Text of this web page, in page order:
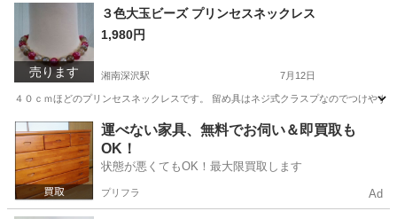
神奈川 鎌倉市 湘南深沢駅 マンガ、コミック、アニメ
80年代
売ります
３色大玉ビーズ プリンセスネックレス
1,980円
湘南深沢駅 7月12日
４０ｃｍほどのプリンセスネックレスです。 留め具はネジ式クラスプなのでつけやす
神奈川 鎌倉市 湘南深沢駅 アクセサリー プリンセス
運べない家具、無料でお伺い＆即買取も
OK！
状態が悪くてもOK！最大限買取します
プリフラ Ad